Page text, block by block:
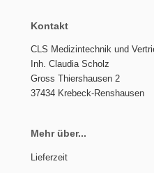
Kontakt
CLS Medizintechnik und
Inh. Claudia Scholz
Gross Thiershausen 2
37434 Krebeck-Renshausen
Mehr über...
Lieferzeit